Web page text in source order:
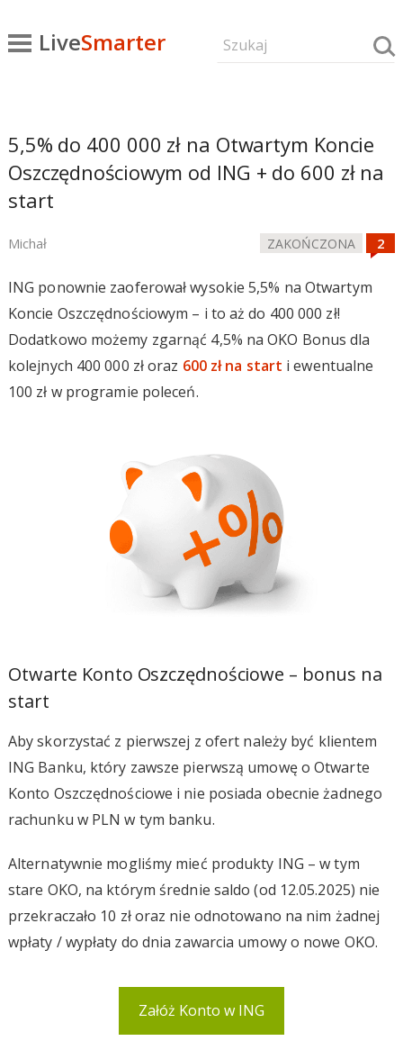
LiveSmarter
5,5% do 400 000 zł na Otwartym Koncie
Oszczędnościowym od ING + do 600 zł na
start
Michał ZAKOŃCZONA
ING ponownie zaoferował wysokie 5,5% na Otwartym
Koncie Oszczędnościowym – i to aż do 400 000 zł!
Dodatkowo możemy zgarnąć 4,5% na OKO Bonus dla
kolejnych 400 000 zł oraz 600 zł na start i ewentualne
100 zł w programie poleceń.
Otwarte Konto Oszczędnościowe – bonus na
start
Aby skorzystać z pierwszej z ofert należy być klientem
ING Banku, który zawsze pierwszą umowę o Otwarte
Konto Oszczędnościowe i nie posiada obecnie żadnego
rachunku w PLN w tym banku.
Alternatywnie mogliśmy mieć produkty ING – w tym
stare OKO, na którym średnie saldo (od 12.05.2025) nie
przekraczało 10 zł oraz nie odnotowano na nim żadnej
wpłaty / wypłaty do dnia zawarcia umowy o nowe OKO.
Załóż Konto w ING